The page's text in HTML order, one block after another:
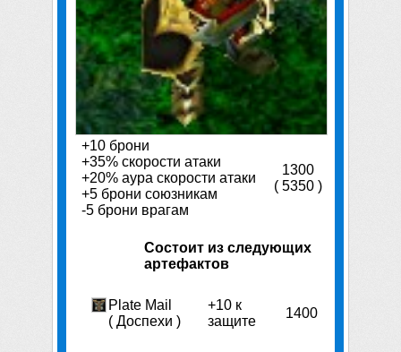
+10 брони
+35% скорости атаки
+20% аура скорости атаки
+5 брони союзникам
-5 брони врагам
1300
( 5350 )
Состоит из следующих
артефактов
Plate Mail
( Доспехи )
+10 к
защите
1400